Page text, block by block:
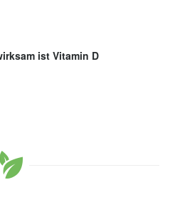
ist Vitamin D